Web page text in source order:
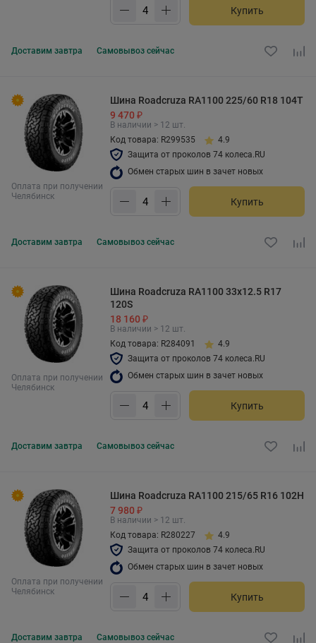
Купить
Доставим завтра Самовывоз сейчас
Оплата при получении
Челябинск
Шина Roadcruza RA1100 225/60 R18 104T
9 470 ₽
В наличии > 12 шт.
Код товара: R299535
4.9
Защита от проколов 74 колеса.RU
Обмен старых шин в зачет новых
Купить
Доставим завтра Самовывоз сейчас
Оплата при получении
Челябинск
Шина Roadcruza RA1100 33x12.5 R17
120S
18 160 ₽
В наличии > 12 шт.
Код товара: R284091
4.9
Защита от проколов 74 колеса.RU
Обмен старых шин в зачет новых
Купить
Доставим завтра Самовывоз сейчас
Оплата при получении
Челябинск
Шина Roadcruza RA1100 215/65 R16 102H
7 980 ₽
В наличии > 12 шт.
Код товара: R280227
4.9
Защита от проколов 74 колеса.RU
Обмен старых шин в зачет новых
Купить
Доставим завтра Самовывоз сейчас